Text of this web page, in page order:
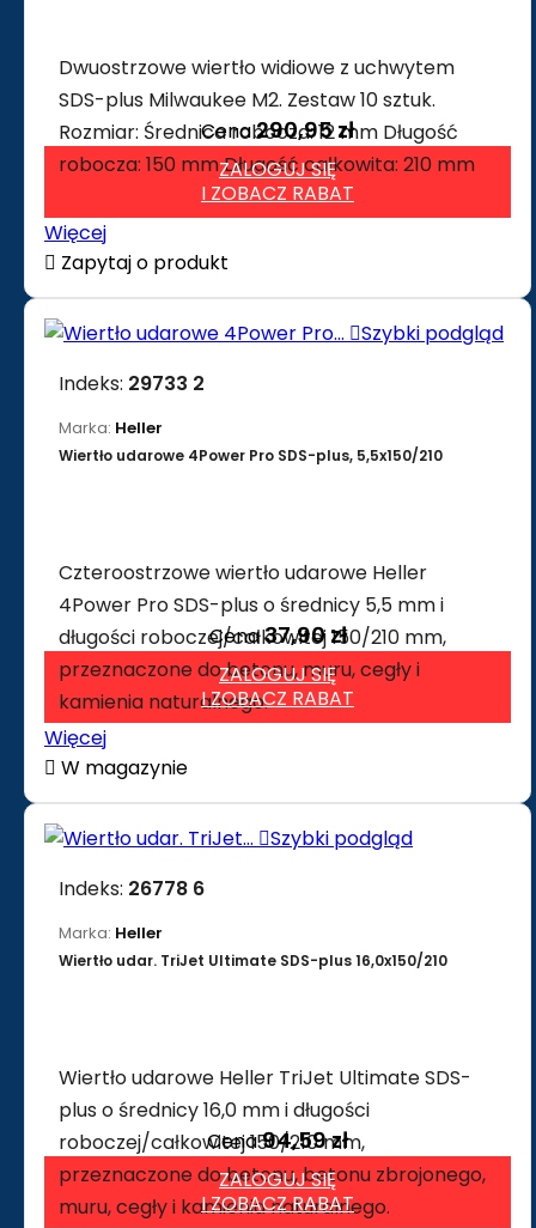
Dwuostrzowe wiertło widiowe z uchwytem
SDS-plus Milwaukee M2. Zestaw 10 sztuk.
Rozmiar: Średnica robocza: 12 mm Długość
robocza: 150 mm Długość całkowita: 210 mm
Cena290,95 zł
ZALOGUJ SIĘ
I ZOBACZ RABAT
Więcej
 Zapytaj o produkt
Szybki podgląd
Indeks: 29733 2
Marka: Heller
Wiertło udarowe 4Power Pro SDS-plus, 5,5x150/210
Czteroostrzowe wiertło udarowe Heller
4Power Pro SDS-plus o średnicy 5,5 mm i
długości roboczej/całkowitej 150/210 mm,
przeznaczone do betonu, muru, cegły i
kamienia naturalnego.
Cena37,90 zł
ZALOGUJ SIĘ
I ZOBACZ RABAT
Więcej
 W magazynie
Szybki podgląd
Indeks: 26778 6
Marka: Heller
Wiertło udar. TriJet Ultimate SDS-plus 16,0x150/210
Wiertło udarowe Heller TriJet Ultimate SDS-
plus o średnicy 16,0 mm i długości
roboczej/całkowitej 150/210 mm,
przeznaczone do betonu, betonu zbrojonego,
muru, cegły i kamienia naturalnego.
Cena94,59 zł
ZALOGUJ SIĘ
I ZOBACZ RABAT